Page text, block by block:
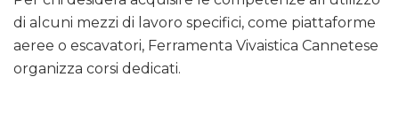
di alcuni mezzi di lavoro specifici, come piattaforme
aeree o escavatori, Ferramenta Vivaistica Cannetese
organizza corsi dedicati.